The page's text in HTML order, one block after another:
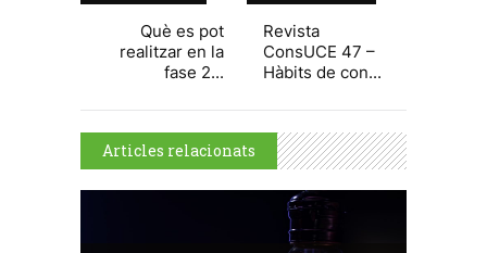
Què es pot
realitzar en la
fase 2...
Revista
ConsUCE 47 –
Hàbits de con...
Articles relacionats